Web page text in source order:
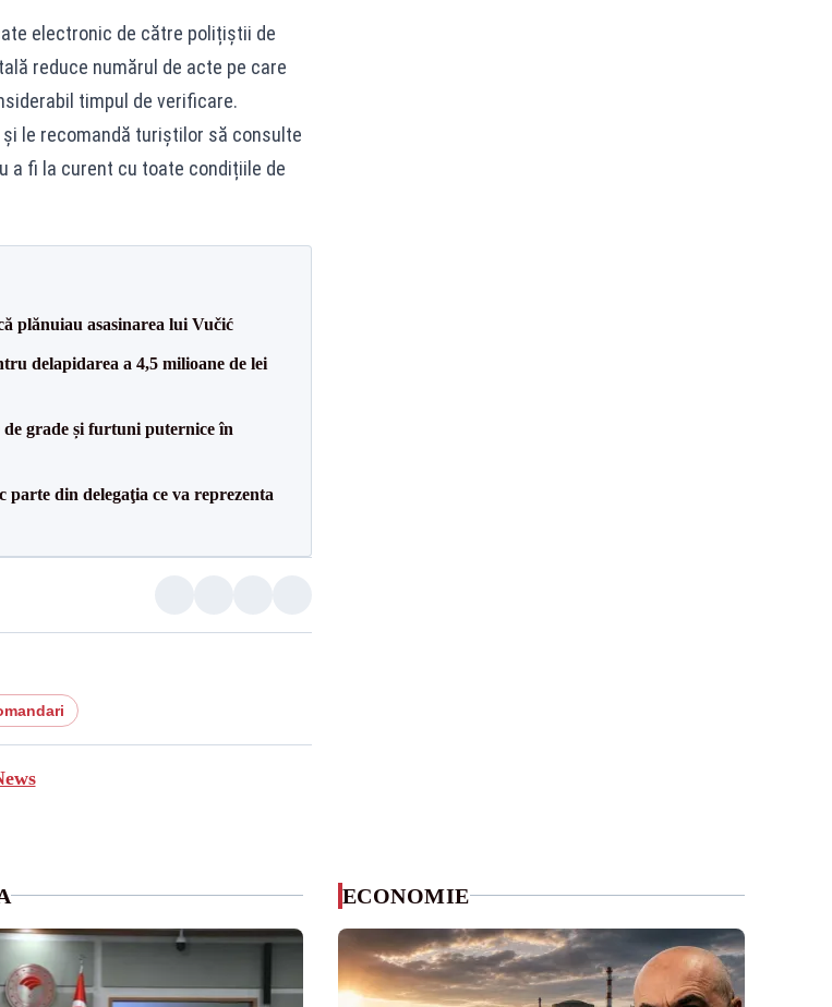
electronic de către polițiștii de
reduce numărul de acte pe care
timpul de verificare.
le recomandă turiștilor să consulte
a fi la curent cu toate condițiile de
plănuiau asasinarea lui Vučić
delapidarea a 4,5 milioane de lei
de grade și furtuni puternice în
din delegaţia ce va reprezenta
ECONOMIE